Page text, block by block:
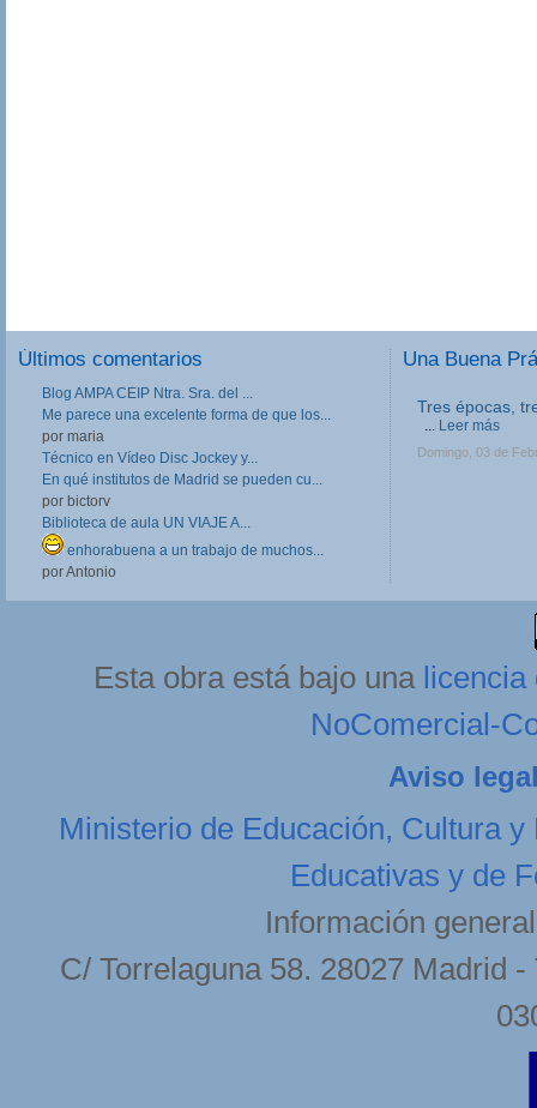
Últimos comentarios
Blog AMPA CEIP Ntra. Sra. del ...
Me parece una excelente forma de que los...
por maria
Técnico en Vídeo Disc Jockey y...
En qué institutos de Madrid se pueden cu...
por bictorv
Biblioteca de aula UN VIAJE A...
enhorabuena a un trabajo de muchos...
por Antonio
Una Buena
Tres épocas,
... Leer más
Domingo, 03 de
Esta obra está bajo una licencia
NoComercial-
Aviso
Ministerio de Educación, Cultura y
Educativas y de
Información
C/ Torrelaguna 58. 28027 Madrid